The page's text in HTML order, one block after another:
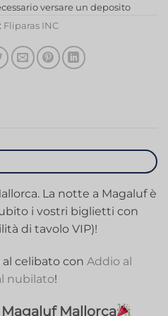
versare un deposito
Fliparas INC
La notte a Magaluf è
i vostri biglietti con
di tavolo VIP)!
celibato con Addio al
nubilato!
Mallorca